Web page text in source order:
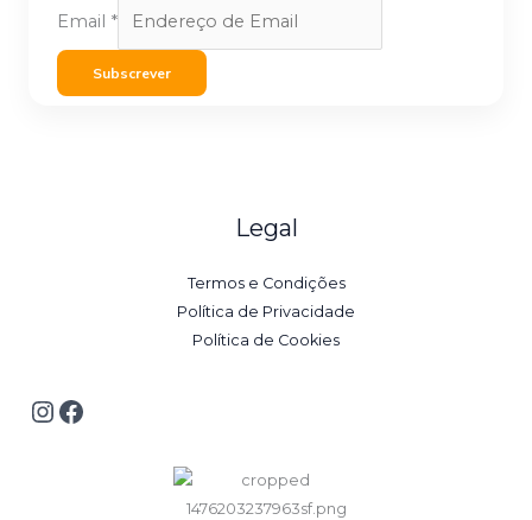
Email *
Subscrever
Legal
Termos e Condições
Política de Privacidade
Política de Cookies